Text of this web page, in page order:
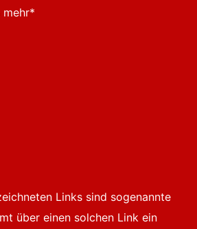
mehr*
Links sind sogenannte
über einen solchen Link ein